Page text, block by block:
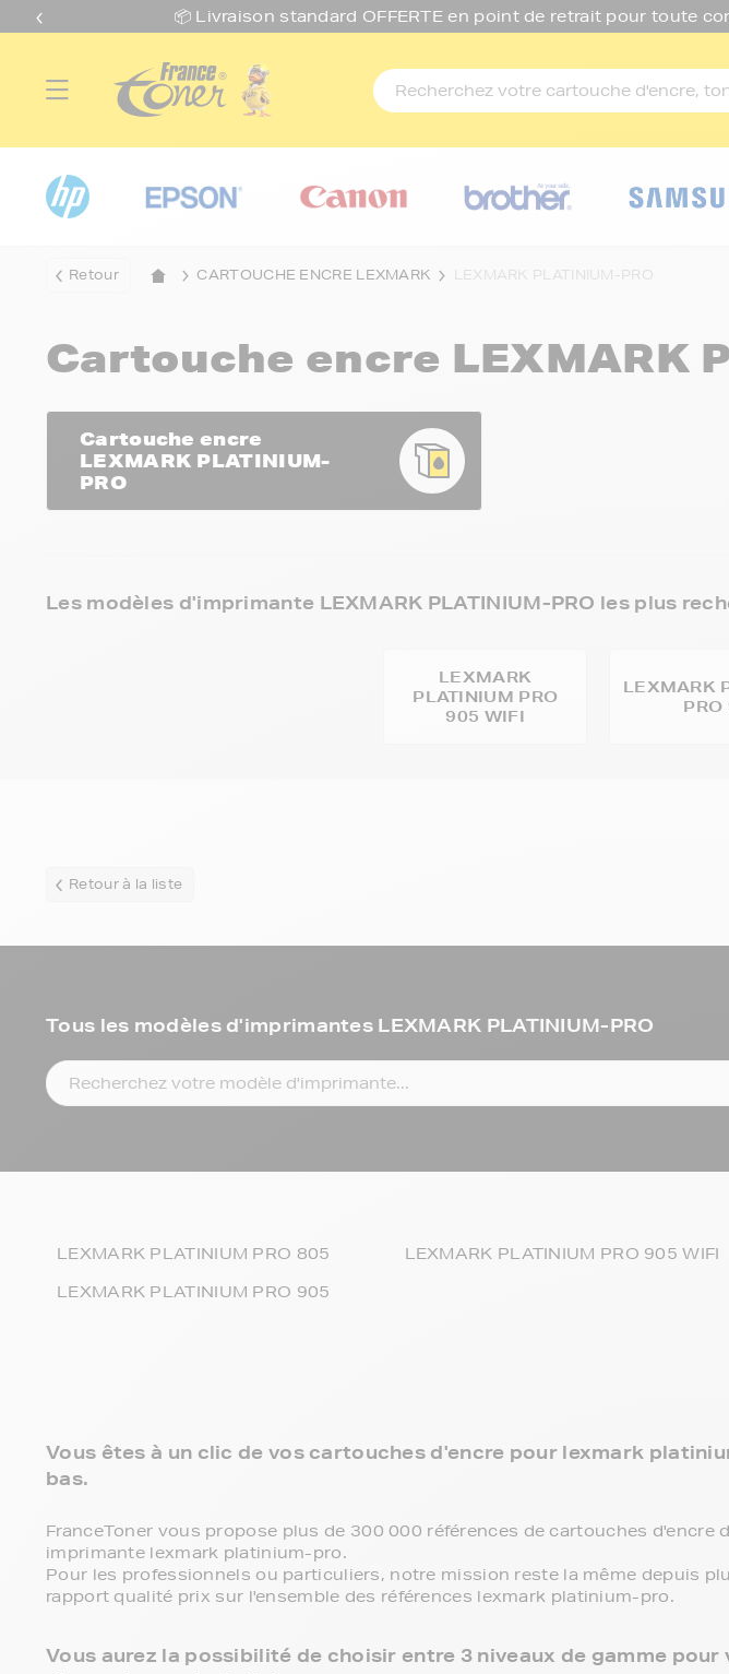
📦 Livraison standard OFFERTE en point de retrait pour toute
Retour CARTOUCHE ENCRE LEXMARK LEXMARK PLATINIUM-PRO
Cartouche encre LEXMARK
Cartouche encre
LEXMARK PLATINIUM-
PRO
Les modèles d'imprimante LEXMARK PLATINIUM-PRO les plus
LEXMARK
PLATINIUM PRO
905 WIFI
LEXMARK
PRO
Retour à la liste
Tous les modèles d'imprimantes LEXMARK PLATINIUM-PRO
LEXMARK PLATINIUM PRO 805
LEXMARK PLATINIUM PRO 905
LEXMARK PLATINIUM PRO 905 WIFI
Vous êtes à un clic de vos cartouches d'encre pour lexmark
bas.
FranceToner vous propose plus de 300 000 références de cartouches d'encre
imprimante lexmark platinium-pro.
Pour les professionnels ou particuliers, notre mission reste la même depuis
rapport qualité prix sur l'ensemble des références lexmark platinium-pro.
Vous aurez la possibilité de choisir entre 3 niveaux de gamme